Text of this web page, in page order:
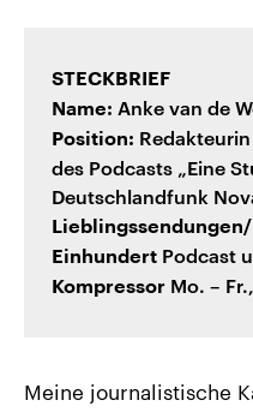
STECKBRIEF
Name: Anke van de
Position:
des Podcasts „Eine
Deutschlandfunk
EinhundertPodcast
KompressorMo. –
Meine journalistische